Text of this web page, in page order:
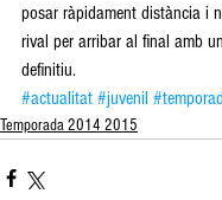
posar ràpidament distància i
rival per arribar al final amb
definitiu.
#actualitat #juvenil
Temporada 2014 2015